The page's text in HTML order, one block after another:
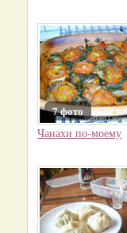
7 фото
Чанахи по-моему